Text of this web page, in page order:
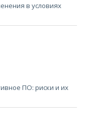
в условиях
ПО: риски и их